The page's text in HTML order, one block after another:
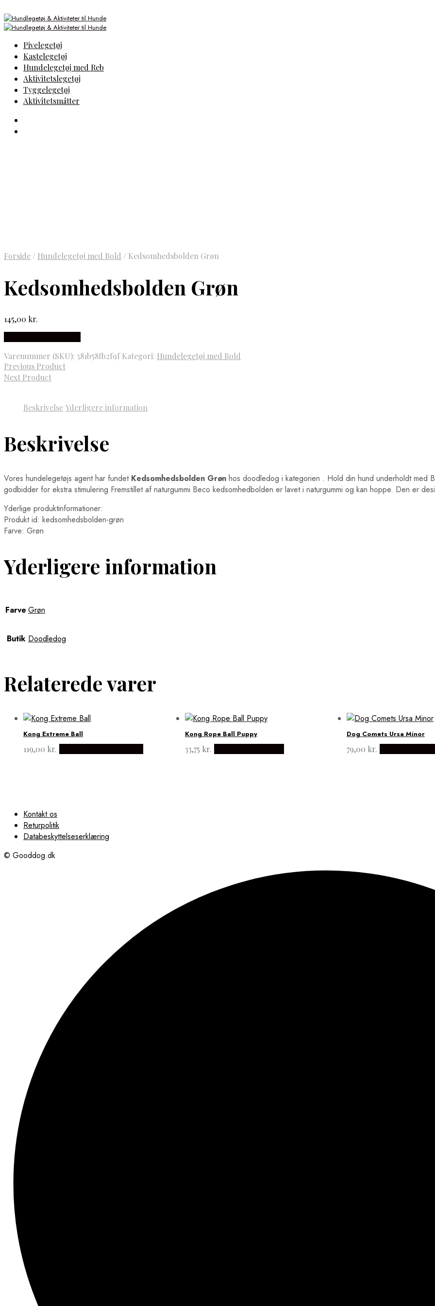
Pivelegetøj
Kastelegetøj
Hundelegetøj med Reb
Aktivitetslegetøj
Tyggelegetøj
Aktivitetsmåtter
Forside / Hundelegetøj med Bold / Kedsomhedsbolden Grøn
Kedsomhedsbolden Grøn
145,00 kr.
Varenummer (SKU): 381b58fb2f9f Kategori: Hundelegetøj med Bold
Previous Product
Next Product
Beskrivelse Yderligere information
Beskrivelse
Vores hundelegetøjs agent har fundet Kedsomhedsbolden Grøn hos doodledog i kategorien . Hold din hund underholdt med
godbidder for ekstra stimulering Fremstillet af naturgummi Beco kedsomhedbolden er lavet i naturgummi og kan hoppe. Den er
Yderlige produktinformationer:
Produkt id: kedsomhedsbolden-grøn
Farve: Grøn
Yderligere information
Farve Grøn
Butik Doodledog
Relaterede varer
Kong Extreme Ball
119,00 kr.
Kong Rope Ball Puppy
33,75 kr.
Dog Comets Ursa Minor
79,00 kr.
Kontakt os
Returpolitik
Databeskyttelseserklæring
© Gooddog.dk